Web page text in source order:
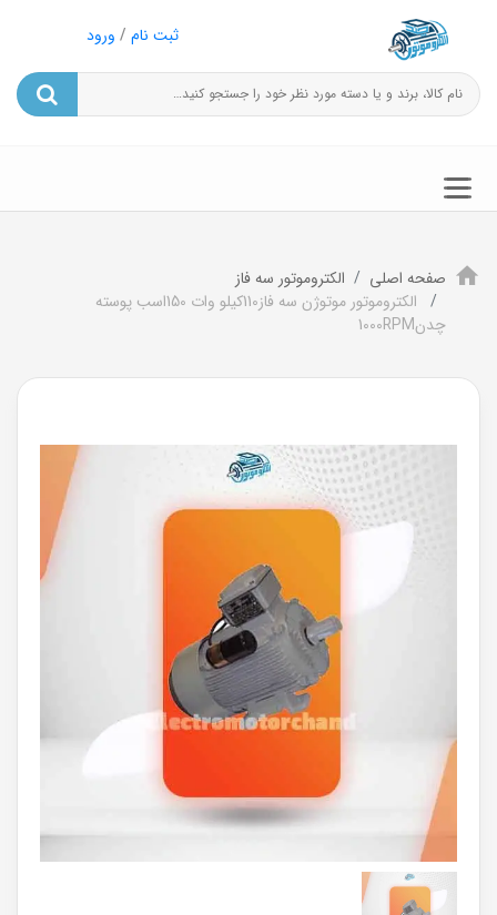
ثبت نام / ورود
صفحه اصلی
الکتروموتور سه فاز
الکتروموتور موتوژن سه فاز110کیلو وات 150اسب پوسته
چدن1000RPM